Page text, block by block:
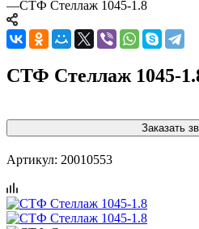
—СТФ Стеллаж 1045-1.8
СТФ Стеллаж 1045-
Заказать
Артикул: 20010553